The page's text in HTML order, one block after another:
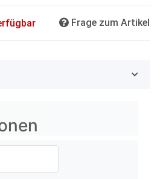
Frage zum Artikel